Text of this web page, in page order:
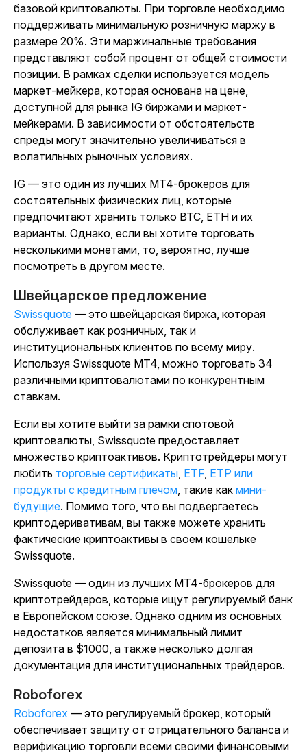
базовой криптовалюты. При торговле необходимо
поддерживать минимальную розничную маржу в
размере 20%. Эти маржинальные требования
представляют собой процент от общей стоимости
позиции. В рамках сделки используется модель
маркет-мейкера, которая основана на цене,
доступной для рынка IG биржами и маркет-
мейкерами. В зависимости от обстоятельств
спреды могут значительно увеличиваться в
волатильных рыночных условиях.
IG — это один из лучших MT4-брокеров для
состоятельных физических лиц, которые
предпочитают хранить только BTC, ETH и их
варианты. Однако, если вы хотите торговать
несколькими монетами, то, вероятно, лучше
посмотреть в другом месте.
Швейцарское предложение
Swissquote — это швейцарская биржа, которая
обслуживает как розничных, так и
институциональных клиентов по всему миру.
Используя Swissquote MT4, можно торговать 34
различными криптовалютами по конкурентным
ставкам.
Если вы хотите выйти за рамки спотовой
криптовалюты, Swissquote предоставляет
множество криптоактивов. Криптотрейдеры могут
любить торговые сертификаты, ETF, ETP или
продукты с кредитным плечом, такие как мини-
будущие. Помимо того, что вы подвергаетесь
криптодеривативам, вы также можете хранить
фактические криптоактивы в своем кошельке
Swissquote.
Swissquote — один из лучших MT4-брокеров для
криптотрейдеров, которые ищут регулируемый банк
в Европейском союзе. Однако одним из основных
недостатков является минимальный лимит
депозита в $1000, а также несколько долгая
документация для институциональных трейдеров.
Roboforex
Roboforex — это регулируемый брокер, который
обеспечивает защиту от отрицательного баланса и
верификацию торговли всеми своими финансовыми